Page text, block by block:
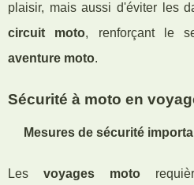
plaisir, mais aussi d'éviter les
circuit moto, renforçant le
aventure moto.
Sécurité à moto en
Mesures de sécurité
Lesvoyages moto